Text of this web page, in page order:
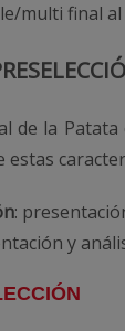
multi final al
de la Patata
:
y